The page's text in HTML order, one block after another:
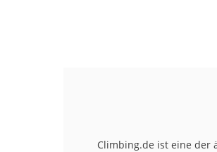
Climbing.de ist eine der